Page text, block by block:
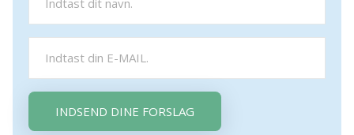
INDSEND DINE FORSLAG